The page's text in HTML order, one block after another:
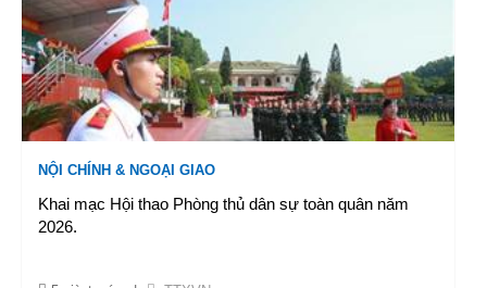
NỘI CHÍNH & NGOẠI GIAO
Khai mạc Hội thao Phòng thủ dân sự toàn quân năm
2026.